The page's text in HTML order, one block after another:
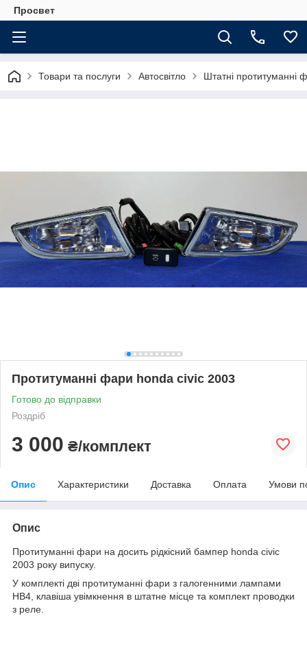
Просвет
Товари та послуги Автосвітло Штатні протитуманні
Протитуманні фари honda civic 2003
Готово до відправки
Роздріб
3 000 ₴/комплект
Опис Характеристики Доставка Оплата Умови
Опис
Протитуманні фари на досить рідкісний бампер honda civic
2003 року випуску.
У комплекті дві протитуманні фари з галогенними лампами
НВ4, клавіша увімкнення в штатне місце та комплект проводки
з реле.